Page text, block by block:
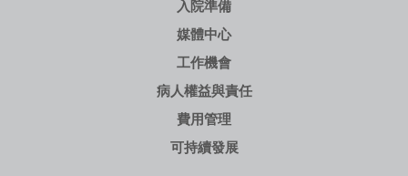
入院準備
媒體中心
工作機會
病人權益與責任
費用管理
可持續發展